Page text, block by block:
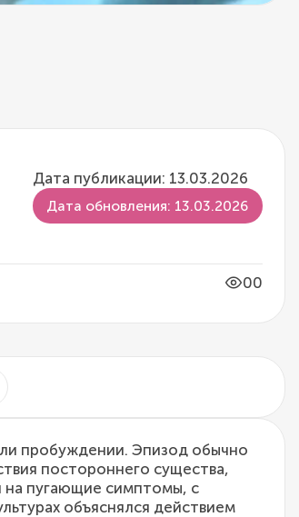
Дата публикации: 13.03.2026
Дата обновления: 13.03.2026
00
пробуждении. Эпизод обычно
постороннего существа,
на пугающие симптомы, с
объяснялся действием